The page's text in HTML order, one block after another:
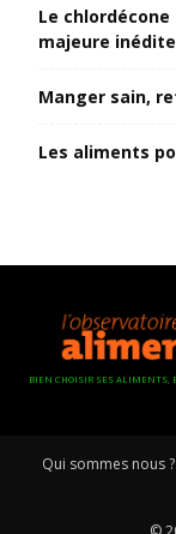
Le
majeure inédite
Manger sain,
Les aliments
BIEN CHOISIR SES ALIMENTS,
Qui sommes nous ?